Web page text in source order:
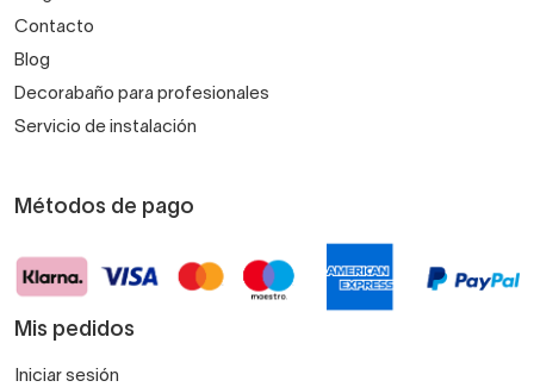
Contacto
Blog
Decorabaño para profesionales
Servicio de instalación
Métodos de pago
Mis pedidos
Iniciar sesión